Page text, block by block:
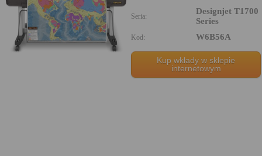
Seria:
Designjet T1700
Series
Kod: W6B56A
Kup wkłady w sklepie
internetowym